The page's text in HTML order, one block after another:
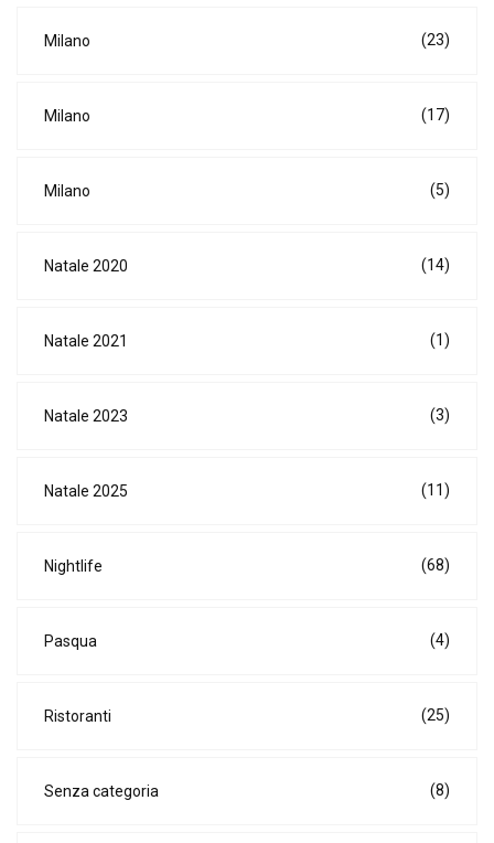
Milano (23)
Milano (17)
Milano (5)
Natale 2020 (14)
Natale 2021 (1)
Natale 2023 (3)
Natale 2025 (11)
Nightlife (68)
Pasqua (4)
Ristoranti (25)
Senza categoria (8)